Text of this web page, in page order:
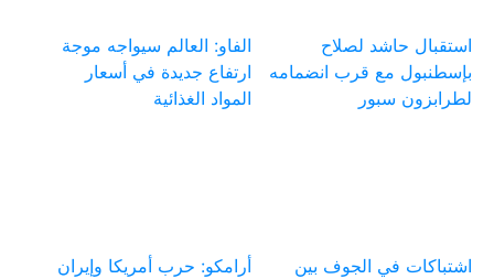
استقبال حاشد لصلاح
بإسطنبول مع قرب انضمامه
لطرابزون سبور
الفاو: العالم سيواجه موجة
ارتفاع جديدة في أسعار
المواد الغذائية
اشتباكات في الجوف بين
أرامكو: حرب أمريكا وإيران